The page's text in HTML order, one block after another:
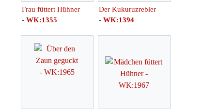
Frau füttert Hühner
- WK:1355
Der Kukuruzrebler
- WK:1394